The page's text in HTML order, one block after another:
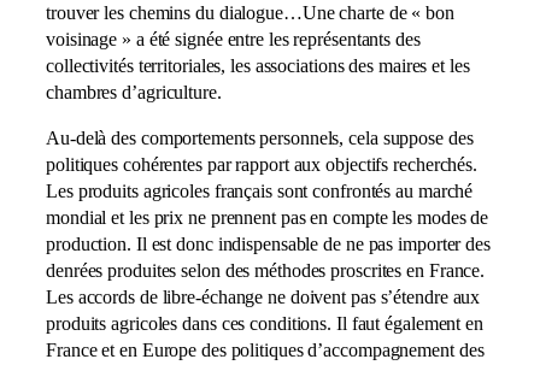
trouver les chemins du dialogue…Une charte de « bon
voisinage » a été signée entre les représentants des
collectivités territoriales, les associations des maires et les
chambres d’agriculture.
Au-delà des comportements personnels, cela suppose des
politiques cohérentes par rapport aux objectifs recherchés.
Les produits agricoles français sont confrontés au marché
mondial et les prix ne prennent pas en compte les modes de
production. Il est donc indispensable de ne pas importer des
denrées produites selon des méthodes proscrites en France.
Les accords de libre-échange ne doivent pas s’étendre aux
produits agricoles dans ces conditions. Il faut également en
France et en Europe des politiques d’accompagnement des